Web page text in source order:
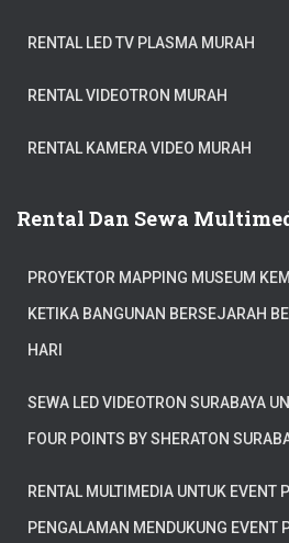
RENTAL LED TV PLASMA MURAH
RENTAL VIDEOTRON MURAH
RENTAL KAMERA VIDEO MURAH
Rental Dan Sewa
PROYEKTOR MAPPING MUSEUM
KETIKA BANGUNAN BERSEJARAH
HARI
SEWA LED VIDEOTRON SURABAYA
FOUR POINTS BY SHERATON
RENTAL MULTIMEDIA UNTUK EVENT
PENGALAMAN MENDUKUNG EVENT